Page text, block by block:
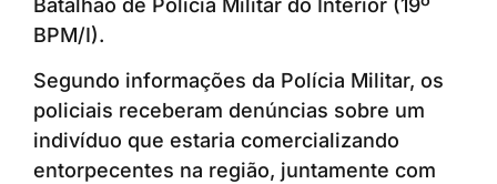
Batalhão de Polícia Militar do Interior (19º
BPM/I).
Segundo informações da Polícia Militar, os
policiais receberam denúncias sobre um
indivíduo que estaria comercializando
entorpecentes na região, juntamente com